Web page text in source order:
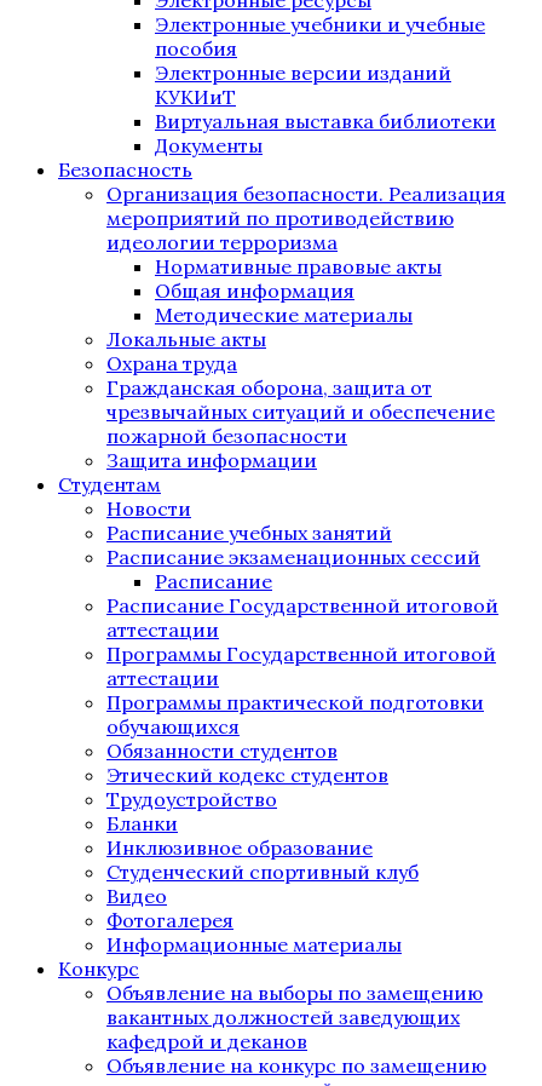
Электронные учебники и учебные
пособия
Электронные версии изданий
КУКИиТ
Виртуальная выставка библиотеки
Документы
Безопасность
Организация безопасности. Реализация
мероприятий по противодействию
идеологии терроризма
Нормативные правовые акты
Общая информация
Методические материалы
Локальные акты
Охрана труда
Гражданская оборона, защита от
чрезвычайных ситуаций и обеспечение
пожарной безопасности
Защита информации
Студентам
Новости
Расписание учебных занятий
Расписание экзаменационных сессий
Расписание
Расписание Государственной итоговой
аттестации
Программы Государственной итоговой
аттестации
Программы практической подготовки
обучающихся
Обязанности студентов
Этический кодекс студентов
Трудоустройство
Бланки
Инклюзивное образование
Студенческий спортивный клуб
Видео
Фотогалерея
Информационные материалы
Конкурс
Объявление на выборы по замещению
вакантных должностей заведующих
кафедрой и деканов
Объявление на конкурс по замещению